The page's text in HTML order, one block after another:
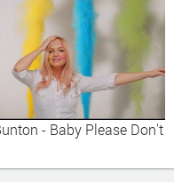
- Baby Please Don't